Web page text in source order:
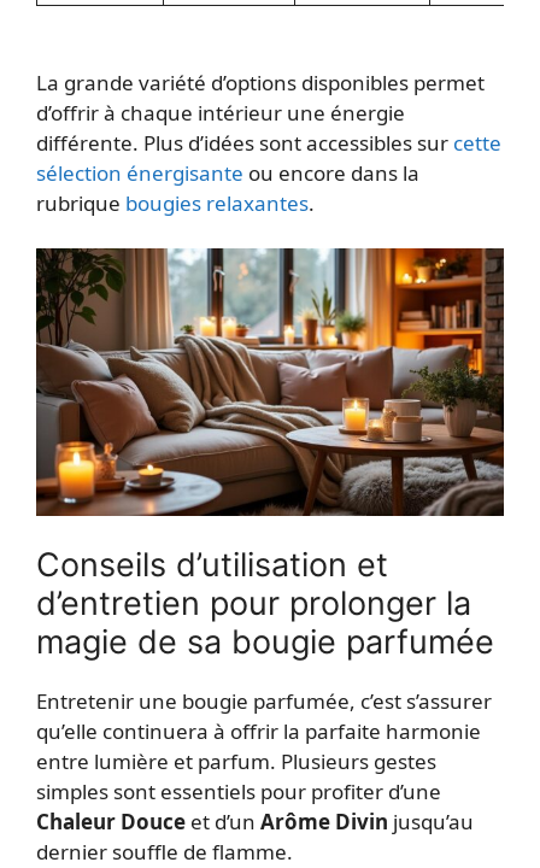
La grande variété d’options disponibles permet
d’offrir à chaque intérieur une énergie
différente. Plus d’idées sont accessibles sur cette
sélection énergisante ou encore dans la
rubrique bougies relaxantes.
Conseils d’utilisation et
d’entretien pour prolonger la
magie de sa bougie parfumée
Entretenir une bougie parfumée, c’est s’assurer
qu’elle continuera à offrir la parfaite harmonie
entre lumière et parfum. Plusieurs gestes
simples sont essentiels pour profiter d’une
Chaleur Douce et d’un Arôme Divin jusqu’au
dernier souffle de flamme.